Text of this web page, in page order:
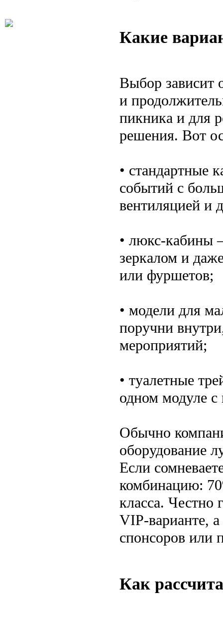
Какие
Выбор зависит
и
пикника и для
решения. Вот
• стандартные
событий с
вентиляцией и
• люкс-кабины
зеркалом и
или фуршетов;
• модели для
поручни
мероприятий;
• туалетные
одном модуле
Обычно
оборудование
Если
комбинацию:
класса. Честно
VIP-варианте,
спонсоров или
Как